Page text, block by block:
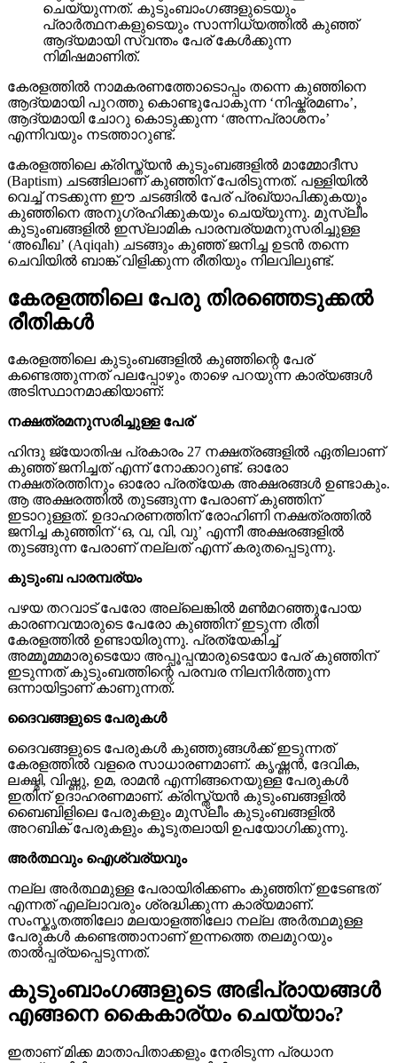
ചെയ്യുന്നത്. കുടുംബാംഗങ്ങളുടെയും
പ്രാർത്ഥനകളുടെയും സാന്നിധ്യത്തിൽ കുഞ്ഞ്
ആദ്യമായി സ്വന്തം പേര് കേൾക്കുന്ന
നിമിഷമാണിത്.
കേരളത്തിൽ നാമകരണത്തോടൊപ്പം തന്നെ കുഞ്ഞിനെ
ആദ്യമായി പുറത്തു കൊണ്ടുപോകുന്ന ‘നിഷ്ക്രമണം’,
ആദ്യമായി ചോറു കൊടുക്കുന്ന ‘അന്നപ്രാശനം’
എന്നിവയും നടത്താറുണ്ട്.
കേരളത്തിലെ ക്രിസ്ത്യൻ കുടുംബങ്ങളിൽ മാമ്മോദീസ
(Baptism) ചടങ്ങിലാണ് കുഞ്ഞിന് പേരിടുന്നത്. പള്ളിയിൽ
വെച്ച് നടക്കുന്ന ഈ ചടങ്ങിൽ പേര് പ്രഖ്യാപിക്കുകയും
കുഞ്ഞിനെ അനുഗ്രഹിക്കുകയും ചെയ്യുന്നു. മുസ്ലീം
കുടുംബങ്ങളിൽ ഇസ്ലാമിക പാരമ്പര്യമനുസരിച്ചുള്ള
‘അഖീഖ’ (Aqiqah) ചടങ്ങും കുഞ്ഞ് ജനിച്ച ഉടൻ തന്നെ
ചെവിയിൽ ബാങ്ക് വിളിക്കുന്ന രീതിയും നിലവിലുണ്ട്.
കേരളത്തിലെ പേരു തിരഞ്ഞെടുക്കൽ
രീതികൾ
കേരളത്തിലെ കുടുംബങ്ങളിൽ കുഞ്ഞിന്റെ പേര്
കണ്ടെത്തുന്നത് പലപ്പോഴും താഴെ പറയുന്ന കാര്യങ്ങൾ
അടിസ്ഥാനമാക്കിയാണ്:
നക്ഷത്രമനുസരിച്ചുള്ള പേര്
ഹിന്ദു ജ്യോതിഷ പ്രകാരം 27 നക്ഷത്രങ്ങളിൽ ഏതിലാണ്
കുഞ്ഞ് ജനിച്ചത് എന്ന് നോക്കാറുണ്ട്. ഓരോ
നക്ഷത്രത്തിനും ഓരോ പ്രത്യേക അക്ഷരങ്ങൾ ഉണ്ടാകും.
ആ അക്ഷരത്തിൽ തുടങ്ങുന്ന പേരാണ് കുഞ്ഞിന്
ഇടാറുള്ളത്. ഉദാഹരണത്തിന് രോഹിണി നക്ഷത്രത്തിൽ
ജനിച്ച കുഞ്ഞിന് ‘ഒ, വ, വി, വു’ എന്നീ അക്ഷരങ്ങളിൽ
തുടങ്ങുന്ന പേരാണ് നല്ലത് എന്ന് കരുതപ്പെടുന്നു.
കുടുംബ പാരമ്പര്യം
പഴയ തറവാട് പേരോ അല്ലെങ്കിൽ മൺമറഞ്ഞുപോയ
കാരണവന്മാരുടെ പേരോ കുഞ്ഞിന് ഇടുന്ന രീതി
കേരളത്തിൽ ഉണ്ടായിരുന്നു. പ്രത്യേകിച്ച്
അമ്മൂമ്മമാരുടെയോ അപ്പൂപ്പന്മാരുടെയോ പേര് കുഞ്ഞിന്
ഇടുന്നത് കുടുംബത്തിന്റെ പരമ്പര നിലനിർത്തുന്ന
ഒന്നായിട്ടാണ് കാണുന്നത്.
ദൈവങ്ങളുടെ പേരുകൾ
ദൈവങ്ങളുടെ പേരുകൾ കുഞ്ഞുങ്ങൾക്ക് ഇടുന്നത്
കേരളത്തിൽ വളരെ സാധാരണമാണ്. കൃഷ്ണൻ, ദേവിക,
ലക്ഷ്മി, വിഷ്ണു, ഉമ, രാമൻ എന്നിങ്ങനെയുള്ള പേരുകൾ
ഇതിന് ഉദാഹരണമാണ്. ക്രിസ്ത്യൻ കുടുംബങ്ങളിൽ
ബൈബിളിലെ പേരുകളും മുസ്ലീം കുടുംബങ്ങളിൽ
അറബിക് പേരുകളും കൂടുതലായി ഉപയോഗിക്കുന്നു.
അർത്ഥവും ഐശ്വര്യവും
നല്ല അർത്ഥമുള്ള പേരായിരിക്കണം കുഞ്ഞിന് ഇടേണ്ടത്
എന്നത് എല്ലാവരും ശ്രദ്ധിക്കുന്ന കാര്യമാണ്.
സംസ്കൃതത്തിലോ മലയാളത്തിലോ നല്ല അർത്ഥമുള്ള
പേരുകൾ കണ്ടെത്താനാണ് ഇന്നത്തെ തലമുറയും
താൽപ്പര്യപ്പെടുന്നത്.
കുടുംബാംഗങ്ങളുടെ അഭിപ്രായങ്ങൾ
എങ്ങനെ കൈകാര്യം ചെയ്യാം?
ഇതാണ് മിക്ക മാതാപിതാക്കളും നേരിടുന്ന പ്രധാന